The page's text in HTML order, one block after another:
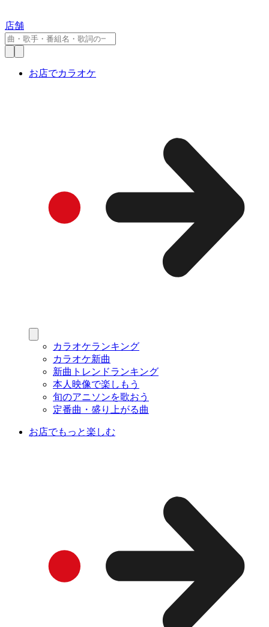
店舗
お店でカラオケ
カラオケランキング
カラオケ新曲
新曲トレンドランキング
本人映像で楽しもう
旬のアニソンを歌おう
定番曲・盛り上がる曲
お店でもっと楽しむ